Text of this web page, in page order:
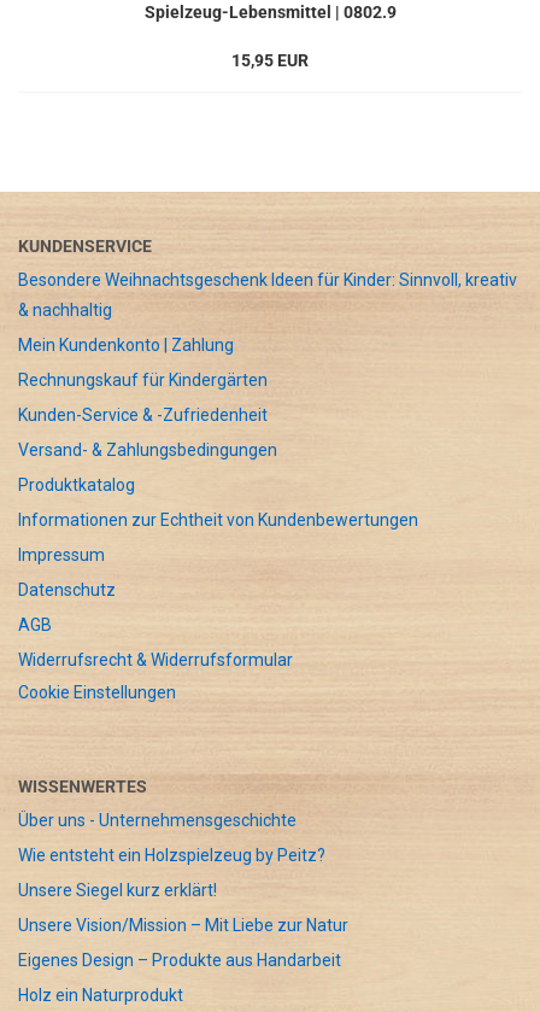
Spielzeug-Lebensmittel | 0802.9
15,95 EUR
KUNDENSERVICE
Besondere Weihnachtsgeschenk Ideen für Kinder: Sinnvoll, kreativ
& nachhaltig
Mein Kundenkonto | Zahlung
Rechnungskauf für Kindergärten
Kunden-Service & -Zufriedenheit
Versand- & Zahlungsbedingungen
Produktkatalog
Informationen zur Echtheit von Kundenbewertungen
Impressum
Datenschutz
AGB
Widerrufsrecht & Widerrufsformular
Cookie Einstellungen
WISSENWERTES
Über uns - Unternehmensgeschichte
Wie entsteht ein Holzspielzeug by Peitz?
Unsere Siegel kurz erklärt!
Unsere Vision/Mission – Mit Liebe zur Natur
Eigenes Design – Produkte aus Handarbeit
Holz ein Naturprodukt